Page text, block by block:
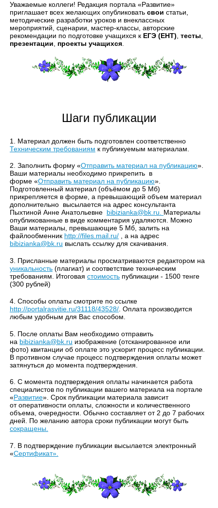
Уважаемые коллеги! Редакция портала «Развитие»
приглашает всех желающих опубликовать свои статьи,
методические разработки уроков и внеклассных
мероприятий, сценарии, мастер-классы, авторские
рекомендации по подготовке учащихся к ЕГЭ (ЕНТ), тесты,
презентации, проекты учащихся.
Шаги публикации
1. Материал должен быть подготовлен соответственно
Техническим требованиям к публикуемым материалам.
2. Заполнить форму «Отправить материал на публикацию».
Ваши материалы необходимо прикрепить в
форме «Отправить материал на публикацию».
Подготовленный материал (объёмом до 5 Мб)
прикрепляется в форме, а превышающий объем материал
дополнительно высылается на адрес консультанта
Пыхтиной Анне Анатольевне bibizianka@bk.ru. Материалы
опубликованные в виде комментария удаляются. Можно
Ваши материалы, превышающие 5 Мб, залить на
файлообменник http://files.mail.ru/ , а на адрес
bibizianka@bk.ru выслать ссылку для скачивания.
3. Присланные материалы просматриваются редактором на
уникальность (плагиат) и соответствие техническим
требованиям. Итоговая стоимость публикации - 1500 тенге
(300 рублей)
4. Способы оплаты смотрите по ссылке
http://portalrasvitie.ru/31118/43528/ . Оплата производится
любым удобным для Вас способом.
5. После оплаты Вам необходимо отправить
на bibizianka@bk.ru изображение (отсканированное или
фото) квитанции об оплате это ускорит процесс публикации.
В противном случае процесс подтверждения оплаты может
затянуться до момента подтверждения.
6. С момента подтверждения оплаты начинается работа
специалистов по публикации вашего материала на портале
«Развитие». Срок публикации материала зависит
от оперативности оплаты, сложности и количественного
объема, очередности. Обычно составляет от 2 до 7 рабочих
дней. По желанию автора сроки публикации могут быть
сокращены.
7. В подтверждение публикации высылается электронный
«Сертификат».